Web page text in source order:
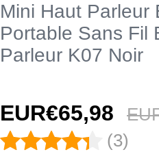
Mini Haut Parleur
Portable Sans Fil
Parleur K07 Noir
EUR€65,98
(3)